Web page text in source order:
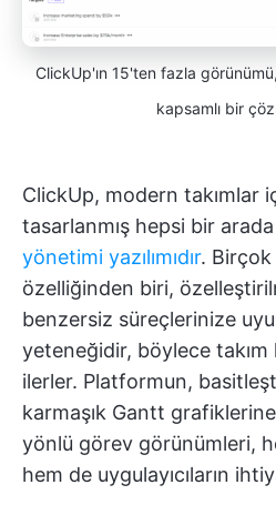
ClickUp'ın 15'ten fazla
kapsamlı bir
ClickUp, modern takımlar
tasarlanmış hepsi bir arada
yönetimi yazılımıdır. Birçok
özelliğinden biri,
benzersiz süreçlerinize
yeteneğidir, böylece
ilerler. Platformun,
karmaşık Gantt
yönlü görev görünümleri,
hem de uygulayıcıların